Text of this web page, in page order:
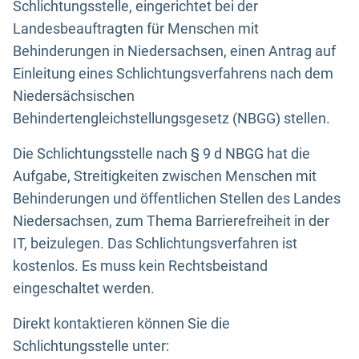
Schlichtungsstelle, eingerichtet bei der
Landesbeauftragten für Menschen mit
Behinderungen in Niedersachsen, einen Antrag auf
Einleitung eines Schlichtungsverfahrens nach dem
Niedersächsischen
Behindertengleichstellungsgesetz (NBGG) stellen.
Die Schlichtungsstelle nach § 9 d NBGG hat die
Aufgabe, Streitigkeiten zwischen Menschen mit
Behinderungen und öffentlichen Stellen des Landes
Niedersachsen, zum Thema Barrierefreiheit in der
IT, beizulegen. Das Schlichtungsverfahren ist
kostenlos. Es muss kein Rechtsbeistand
eingeschaltet werden.
Direkt kontaktieren können Sie die
Schlichtungsstelle unter: